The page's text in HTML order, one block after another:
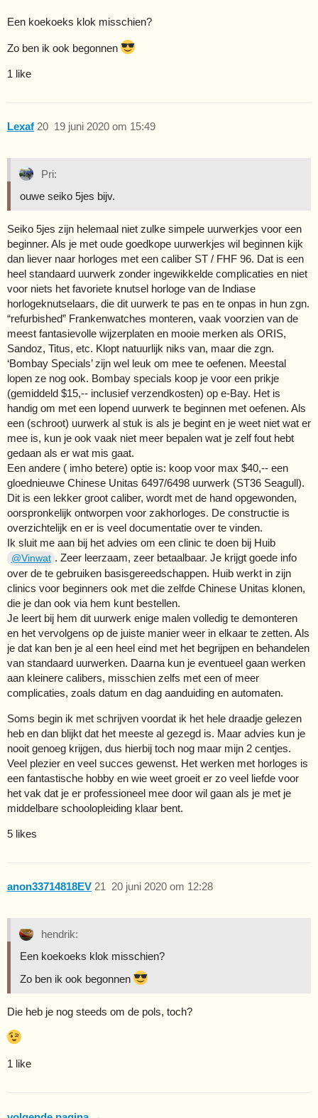
Een koekoeks klok misschien?
Zo ben ik ook begonnen
1 like
Lexaf 19 juni 2020 om 15:49
20
Pri:
ouwe seiko 5jes bijv.
Seiko 5jes zijn helemaal niet zulke simpele uurwerkjes voor een
beginner. Als je met oude goedkope uurwerkjes wil beginnen kijk
dan liever naar horloges met een caliber ST / FHF 96. Dat is een
heel standaard uurwerk zonder ingewikkelde complicaties en niet
voor niets het favoriete knutsel horloge van de Indiase
horlogeknutselaars, die dit uurwerk te pas en te onpas in hun zgn.
“refurbished” Frankenwatches monteren, vaak voorzien van de
meest fantasievolle wijzerplaten en mooie merken als ORIS,
Sandoz, Titus, etc. Klopt natuurlijk niks van, maar die zgn.
‘Bombay Specials’ zijn wel leuk om mee te oefenen. Meestal
lopen ze nog ook. Bombay specials koop je voor een prikje
(gemiddeld $15,-- inclusief verzendkosten) op e-Bay. Het is
handig om met een lopend uurwerk te beginnen met oefenen. Als
een (schroot) uurwerk al stuk is als je begint en je weet niet wat er
mee is, kun je ook vaak niet meer bepalen wat je zelf fout hebt
gedaan als er wat mis gaat.
Een andere ( imho betere) optie is: koop voor max $40,-- een
gloednieuwe Chinese Unitas 6497/6498 uurwerk (ST36 Seagull).
Dit is een lekker groot caliber, wordt met de hand opgewonden,
oorspronkelijk ontworpen voor zakhorloges. De constructie is
overzichtelijk en er is veel documentatie over te vinden.
Ik sluit me aan bij het advies om een clinic te doen bij Huib
@Vinwat . Zeer leerzaam, zeer betaalbaar. Je krijgt goede info
over de te gebruiken basisgereedschappen. Huib werkt in zijn
clinics voor beginners ook met die zelfde Chinese Unitas klonen,
die je dan ook via hem kunt bestellen.
Je leert bij hem dit uurwerk enige malen volledig te demonteren
en het vervolgens op de juiste manier weer in elkaar te zetten. Als
je dat kan ben je al een heel eind met het begrijpen en behandelen
van standaard uurwerken. Daarna kun je eventueel gaan werken
aan kleinere calibers, misschien zelfs met een of meer
complicaties, zoals datum en dag aanduiding en automaten.
Soms begin ik met schrijven voordat ik het hele draadje gelezen
heb en dan blijkt dat het meeste al gezegd is. Maar advies kun je
nooit genoeg krijgen, dus hierbij toch nog maar mijn 2 centjes.
Veel plezier en veel succes gewenst. Het werken met horloges is
een fantastische hobby en wie weet groeit er zo veel liefde voor
het vak dat je er professioneel mee door wil gaan als je met je
middelbare schoolopleiding klaar bent.
5 likes
anon33714818EV 20 juni 2020 om 12:28
21
hendrik:
Een koekoeks klok misschien?
Zo ben ik ook begonnen
Die heb je nog steeds om de pols, toch?
1 like